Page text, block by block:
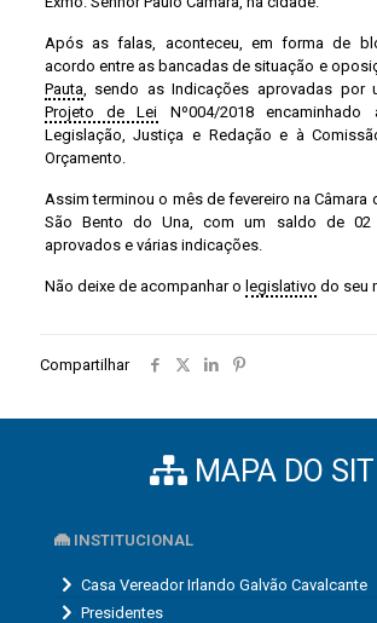
Após as falas, aconteceu, em forma de
acordo entre as bancadas de situação e
Pauta, sendo as Indicações aprovadas por
Projeto de Lei Nº004/2018
Legislação, Justiça e Redação e à
Orçamento.
Assim terminou o mês de fevereiro na Câmara
São Bento do Una, com um saldo de 02
aprovados e várias indicações.
Não deixe de acompanhar o legislativo do seu
Compartilhar
MAPA DO
INSTITUCIONAL
Casa Vereador Irlando Galvão Cavalcante
Presidentes